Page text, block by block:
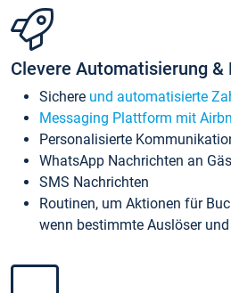
Clevere Automatisierung &
Sichere und automatisierte
Messaging Plattform mit
Personalisierte
WhatsApp Nachrichten an
SMS Nachrichten
Routinen, um Aktionen für
wenn bestimmte Auslöser